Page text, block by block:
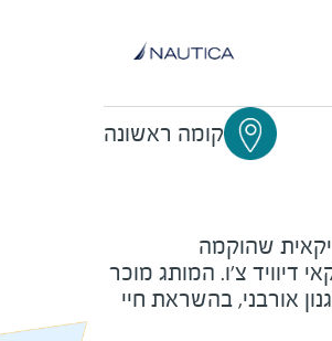
קומה ראשונה
שהוקמה
דיוויד צ'ו. המותג מוכר
אורבני, בהשראת חיי